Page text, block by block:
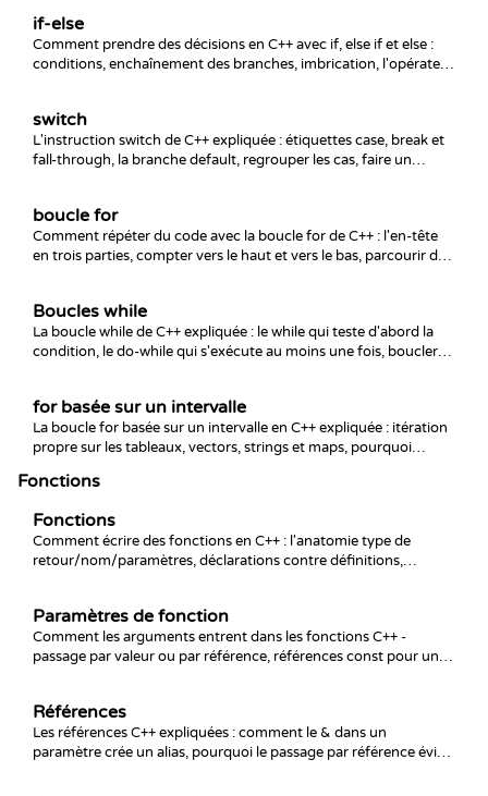
if-else
Comment prendre des décisions en C++ avec if, else if et else :
conditions, enchaînement des branches, imbrication, l'opérateur
switch
L'instruction switch de C++ expliquée : étiquettes case, break et
fall-through, la branche default, regrouper les cas, faire un
boucle for
Comment répéter du code avec la boucle for de C++ : l'en-tête
en trois parties, compter vers le haut et vers le bas, parcourir des
Boucles while
La boucle while de C++ expliquée : le while qui teste d'abord la
condition, le do-while qui s'exécute au moins une fois, boucler
for basée sur un intervalle
La boucle for basée sur un intervalle en C++ expliquée : itération
propre sur les tableaux, vectors, strings et maps, pourquoi
d'invalidation d'itérateurs à éviter.
Fonctions
Fonctions
Comment écrire des fonctions en C++ : l'anatomie type de
retour/nom/paramètres, déclarations contre définitions,
Paramètres de fonction
Comment les arguments entrent dans les fonctions C++ -
passage par valeur ou par référence, références const pour un
programmes en silence.
Références
Les références C++ expliquées : comment le & dans un
paramètre crée un alias, pourquoi le passage par référence évite